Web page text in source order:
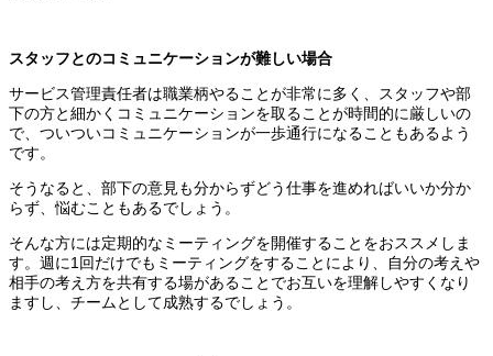
スタッフとのコミュニケーションが難しい場合
サービス管理責任者は職業柄やることが非常に多く、スタッフや部
下の方と細かくコミュニケーションを取ることが時間的に厳しいの
で、ついついコミュニケーションが一歩通行になることもあるよう
です。
そうなると、部下の意見も分からずどう仕事を進めればいいか分か
らず、悩むこともあるでしょう。
そんな方には定期的なミーティングを開催することをおススメしま
す。週に1回だけでもミーティングをすることにより、自分の考えや
相手の考え方を共有する場があることでお互いを理解しやすくなり
ますし、チームとして成熟するでしょう。